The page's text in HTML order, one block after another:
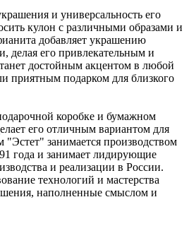
и универсальность его
кулон с различными образами и
добавляет украшению
делая его привлекательным и
достойным акцентом в любой
приятным подарком для близкого
коробке и бумажном
его отличным вариантом для
занимается производством
года и занимает лидирующие
и реализации в России.
технологий и мастерства
наполненные смыслом и